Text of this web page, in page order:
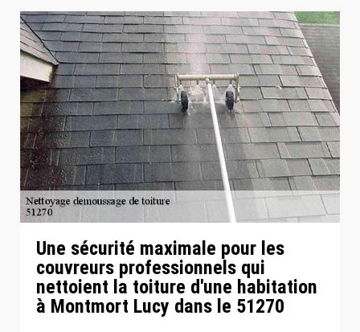
Une sécurité maximale pour les
couvreurs professionnels qui
nettoient la toiture d'une habitation
à Montmort Lucy dans le 51270